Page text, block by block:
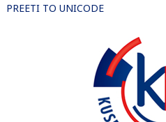
PREETI TO UNICODE